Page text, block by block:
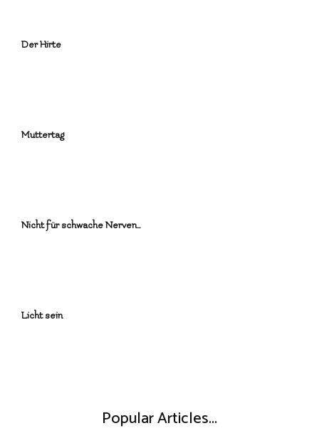
Der Hirte
Muttertag
Nicht für schwache Nerven…
Licht sein
Popular Articles...